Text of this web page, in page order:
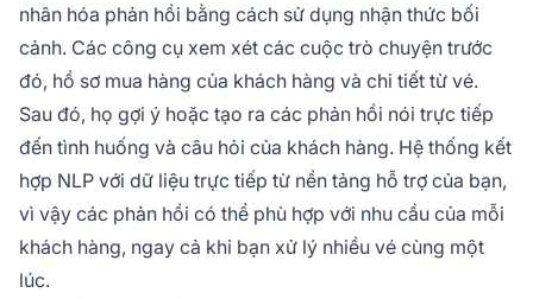
nhân hóa phản hồi bằng cách sử dụng nhận thức bối
cảnh. Các công cụ xem xét các cuộc trò chuyện trước
đó, hồ sơ mua hàng của khách hàng và chi tiết từ vé.
Sau đó, họ gợi ý hoặc tạo ra các phản hồi nói trực tiếp
đến tình huống và câu hỏi của khách hàng. Hệ thống kết
hợp NLP với dữ liệu trực tiếp từ nền tảng hỗ trợ của bạn,
vì vậy các phản hồi có thể phù hợp với nhu cầu của mỗi
khách hàng, ngay cả khi bạn xử lý nhiều vé cùng một
lúc.